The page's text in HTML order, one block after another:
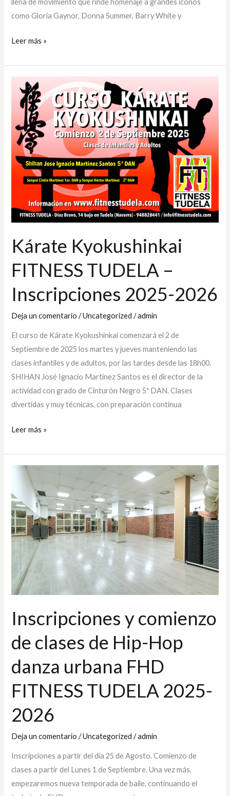
llena de movimiento que rinde homenaje a grandes íconos
como Gloria Gaynor, Donna Summer, Barry White y
Leer más »
Kárate Kyokushinkai
FITNESS TUDELA –
Inscripciones 2025-2026
Deja un comentario /Uncategorized /admin
El curso de Kárate Kyokushinkai comenzará el 2 de
Septiembre de 2025 los martes y jueves manteniendo las
clases infantiles y de adultos, por las tardes desde las 18h00.
SHIHAN José Ignacio Martínez Santos es el director de la
actividad con grado de Cinturón Negro 5º DAN. Clases
divertidas y muy técnicas, con preparación continua
Kárate
Kyokushinkai
FITNESS
TUDELA
Inscripciones
2025-
2026
Leer más »
Inscripciones y comienzo
de clases de Hip-Hop
danza urbana FHD
FITNESS TUDELA 2025-
2026
Deja un comentario /Uncategorized /admin
Inscripciones a partir del día 25 de Agosto. Comienzo de
clases a partir del Lunes 1 de Septiembre. Una vez más,
empezaremos nueva temporada de baile, continuando el
Inscripciones
comienzo
de
clases
de
Hop
danza
urbana
FHD
FITNESS
TUDELA
2025-
2026